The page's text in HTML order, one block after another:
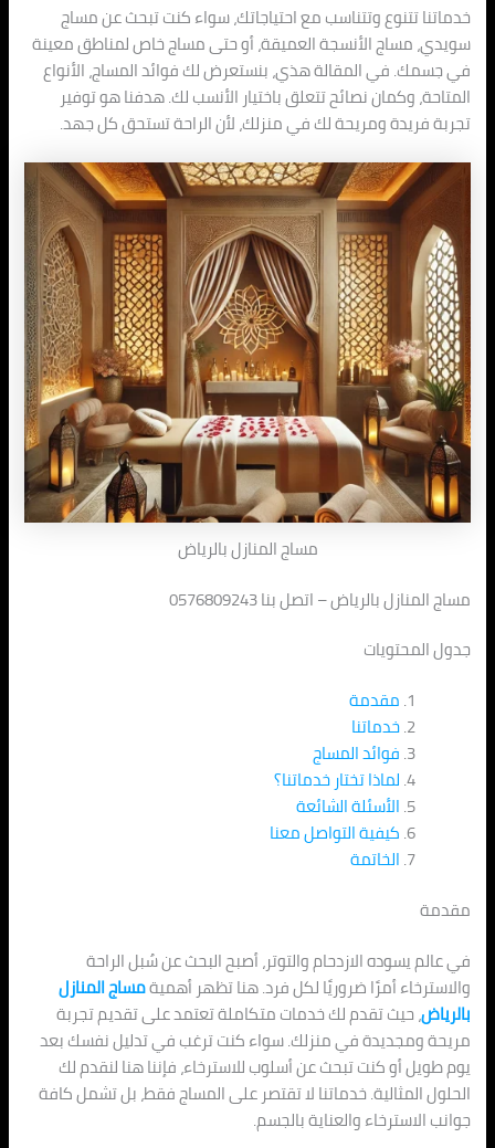
خدماتنا تتنوع وتتناسب مع احتياجاتك، سواء كنت تبحث عن مساج
سويدي، مساج الأنسجة العميقة، أو حتى مساج خاص لمناطق معينة
في جسمك. في المقالة هذي، بنستعرض لك فوائد المساج، الأنواع
المتاحة، وكمان نصائح تتعلق باختيار الأنسب لك. هدفنا هو توفير
تجربة فريدة ومريحة لك في منزلك، لأن الراحة تستحق كل جهد.
مساج المنازل بالرياض
مساج المنازل بالرياض – اتصل بنا 0576809243
جدول المحتويات
مقدمة
خدماتنا
فوائد المساج
لماذا تختار خدماتنا؟
الأسئلة الشائعة
كيفية التواصل معنا
الخاتمة
مقدمة
في عالم يسوده الازدحام والتوتر، أصبح البحث عن سُبل الراحة
والاسترخاء أمرًا ضروريًا لكل فرد. هنا تظهر أهميةمساج المنازل
بالرياض، حيث تقدم لك خدمات متكاملة تعتمد على تقديم تجربة
مريحة ومجديدة في منزلك. سواء كنت ترغب في تدليل نفسك بعد
يوم طويل أو كنت تبحث عن أسلوب للاسترخاء، فإننا هنا لنقدم لك
الحلول المثالية. خدماتنا لا تقتصر على المساج فقط، بل تشمل كافة
جوانب الاسترخاء والعناية بالجسم.